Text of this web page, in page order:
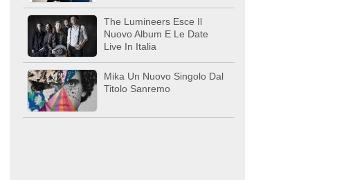
The Lumineers Esce Il
Nuovo Album E Le Date
Live In Italia
Mika Un Nuovo Singolo Dal
Titolo Sanremo